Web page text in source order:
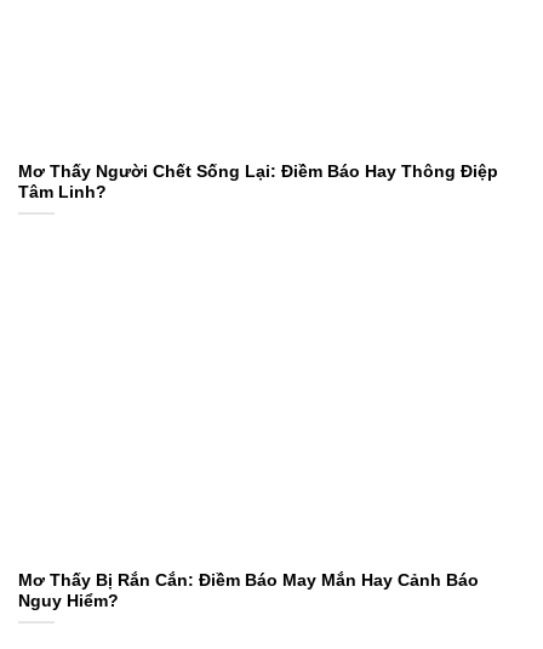
Mơ Thấy Người Chết Sống Lại: Điềm Báo Hay Thông Điệp
Tâm Linh?
Mơ Thấy Bị Rắn Cắn: Điềm Báo May Mắn Hay Cảnh Báo
Nguy Hiểm?